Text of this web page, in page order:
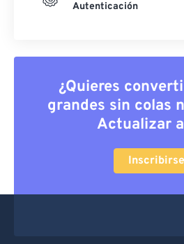
Autenticación
¿Quieres
grandes sin colas
Actualizar
Inscribirse